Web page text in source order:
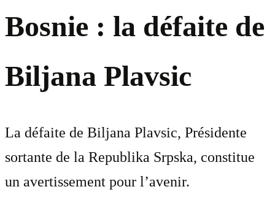
Bosnie : la défaite de
Biljana Plavsic
La défaite de Biljana Plavsic, Présidente
sortante de la Republika Srpska, constitue
un avertissement pour l’avenir.